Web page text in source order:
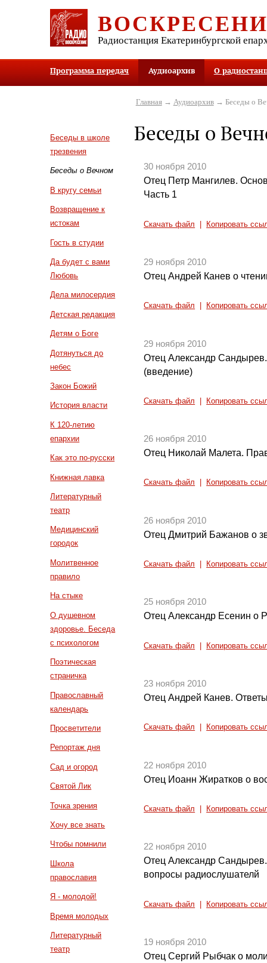
Радиостанция Екатеринбургской
Программа передач Аудиоархив О
Беседы в школе
трезвения
Беседы о Вечном
В кругу семьи
Возвращение к
истокам
Гость в студии
Да будет с вами
Любовь
Дела милосердия
Детская редакция
Детям о Боге
Дотянуться до
небес
Закон Божий
История власти
К 120-летию
епархии
Как это по-русски
Книжная лавка
Литературный
театр
Медицинский
городок
Молитвенное
правило
На стыке
О душевном
здоровье. Беседа
с психологом
Поэтическая
страничка
Православный
календарь
Просветители
Репортаж дня
Сад и огород
Святой Лик
Точка зрения
Хочу все знать
Чтобы помнили
Школа
православия
Я - молодой!
Время молодых
Литературный
театр
Главная→ Аудиоархив→ Беседы о
Беседы о
30 ноября 2010
Отец Петр Мангилев.
Часть 1
Скачать файл Копировать
29 ноября 2010
Отец Андрей Канев о
Скачать файл Копировать
29 ноября 2010
Отец Александр
(введение)
Скачать файл Копировать
26 ноября 2010
Отец Николай Малета.
Скачать файл Копировать
26 ноября 2010
Отец Дмитрий Бажанов о
Скачать файл Копировать
25 ноября 2010
Отец Александр Есенин о
Скачать файл Копировать
23 ноября 2010
Отец Андрей Канев.
Скачать файл Копировать
22 ноября 2010
Отец Иоанн Жиратков о
Скачать файл Копировать
22 ноября 2010
Отец Александр
вопросы радиослушателй
Скачать файл Копировать
19 ноября 2010
Отец Сергий Рыбчак о